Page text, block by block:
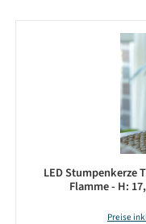
LED Stumpenkerze
Flamme - H:
Preise